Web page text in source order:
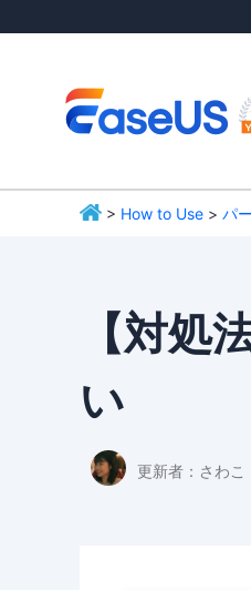
> How to Use > パ
【対処
い
更新者： さわこ